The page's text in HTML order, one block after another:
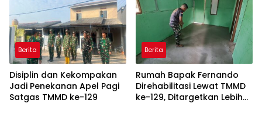
Berita
Disiplin dan Kekompakan
Jadi Penekanan Apel Pagi
Satgas TMMD ke-129
Berita
Rumah Bapak Fernando
Direhabilitasi Lewat TMMD
ke-129, Ditargetkan Lebih